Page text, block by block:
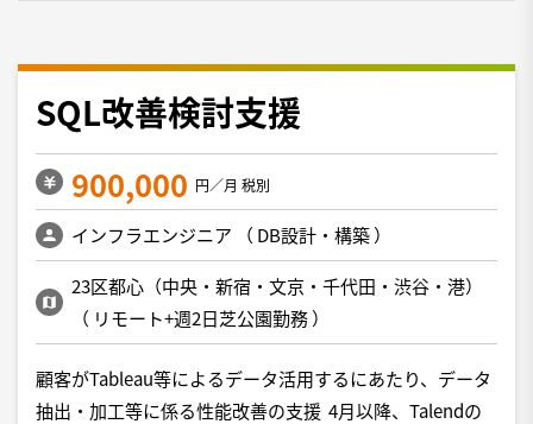
SQL改善検討支援
900,000 円／月 税別
インフラエンジニア （ DB設計・構築）
23区都心（中央・新宿・文京・千代田・渋谷・港）
（ リモート+週2日芝公園勤務）
顧客がTableau等によるデータ活用するにあたり、データ
抽出・加工等に係る性能改善の支援 4月以降、Talendの